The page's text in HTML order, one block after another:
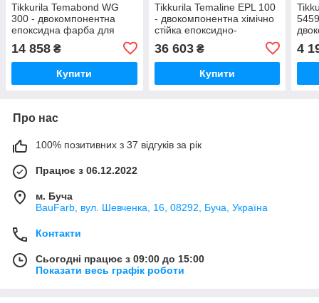
Tikkurila Temabond WG
300 - двокомпонентна
епоксидна фарба для
14 858 ₴
Купити
Tikkurila Temaline EPL 100
- двокомпонентна хімічно
стійка епоксидно-
36 603₴
Купити
4
Про нас
100% позитивних з 37 відгуків за рік
Працює з 06.12.2022
м. Буча
BauFarb, вул. Шевченка, 16, 08292, Буча, Україна
Контакти
Сьогодні працює з 09:00 до 15:00
Показати весь графік роботи